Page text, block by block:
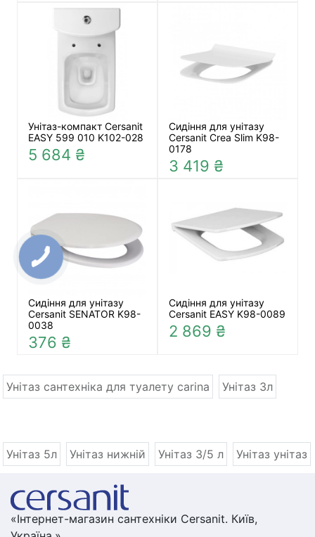
Унітаз-компакт Cersanit
EASY 599 010 K102-028
5 684 ₴
Сидіння для унітазу
Cersanit Crea Slim K98-
0178
3 419 ₴
Сидіння для унітазу
Cersanit SENATOR K98-
0038
376 ₴
Сидіння для унітазу
Cersanit EASY K98-0089
2 869 ₴
Унітаз сантехніка для туалету carina Унітаз 3л
Унітаз 5л Унітаз нижній Унітаз 3/5 л Унітаз унітаз
«Інтернет-магазин сантехніки Cersanit. Київ,